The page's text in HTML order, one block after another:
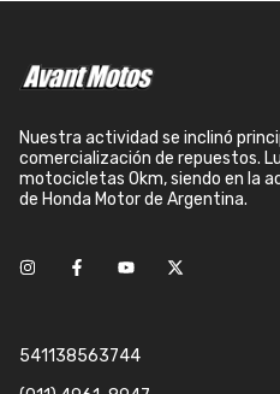
Nuestra actividad se inclinó
comercialización de repuestos.
motocicletas 0km, siendo en la
de Honda Motor de Argentina.
541138563744